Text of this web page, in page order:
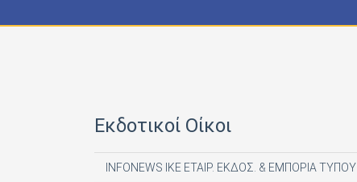
Εκδοτικοί Οίκοι
INFONEWS ΙΚΕ ΕΤΑΙΡ. ΕΚΔΟΣ. & ΕΜΠΟΡΙΑ ΤΥΠΟΥ